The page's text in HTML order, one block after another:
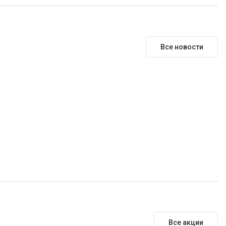
Все новости
Все акции